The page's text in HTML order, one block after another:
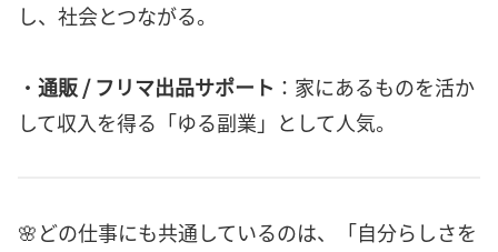
し、社会とつながる。
・ 通販 / フリマ出品サポート ：家にあるものを活か
して収入を得る「ゆる副業」として人気。
🌸どの仕事にも共通しているのは、「自分らしさを